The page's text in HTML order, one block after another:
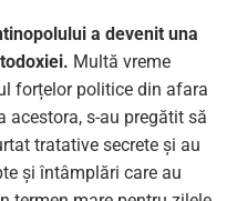
a devenit una
Multă vreme
forțelor politice din afara
acestora, s-au pregătit să
tratative secrete și au
și întâmplări care au